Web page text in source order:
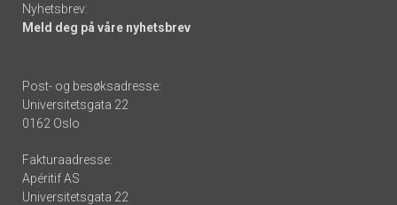
Nyhetsbrev:
Meld deg på våre nyhetsbrev
Post- og besøksadresse:
Universitetsgata 22
0162 Oslo
Fakturaadresse:
Apéritif AS
Universitetsgata 22